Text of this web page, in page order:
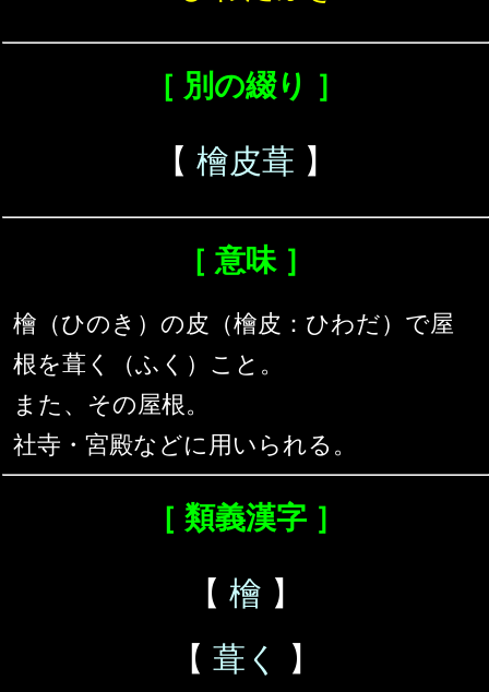
［ 別の綴り ］
【 檜皮葺 】
［ 意味 ］
檜（ひのき）の皮（檜皮：ひわだ）で屋
根を葺く（ふく）こと。
また、その屋根。
社寺・宮殿などに用いられる。
［ 類義漢字 ］
【 檜 】
【 葺く 】